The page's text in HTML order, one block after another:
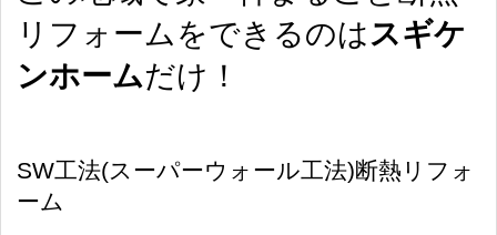
リフォームをできるのはスギケ
ンホームだけ！
SW工法(スーパーウォール工法)断熱リフォ
ーム